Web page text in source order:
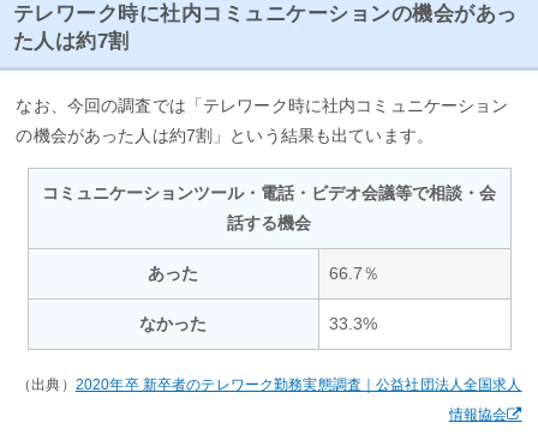
テレワーク時に社内コミュニケーションの機会があっ
た人は約7割
なお、今回の調査では「テレワーク時に社内コミュニケーション
の機会があった人は約7割」という結果も出ています。
コミュニケーションツール・電話・ビデオ会議等で相談・会
話する機会
あった 66.7％
なかった 33.3%
（出典） 2020年卒 新卒者のテレワーク勤務実態調査｜公益社団法人全国求人
情報協会